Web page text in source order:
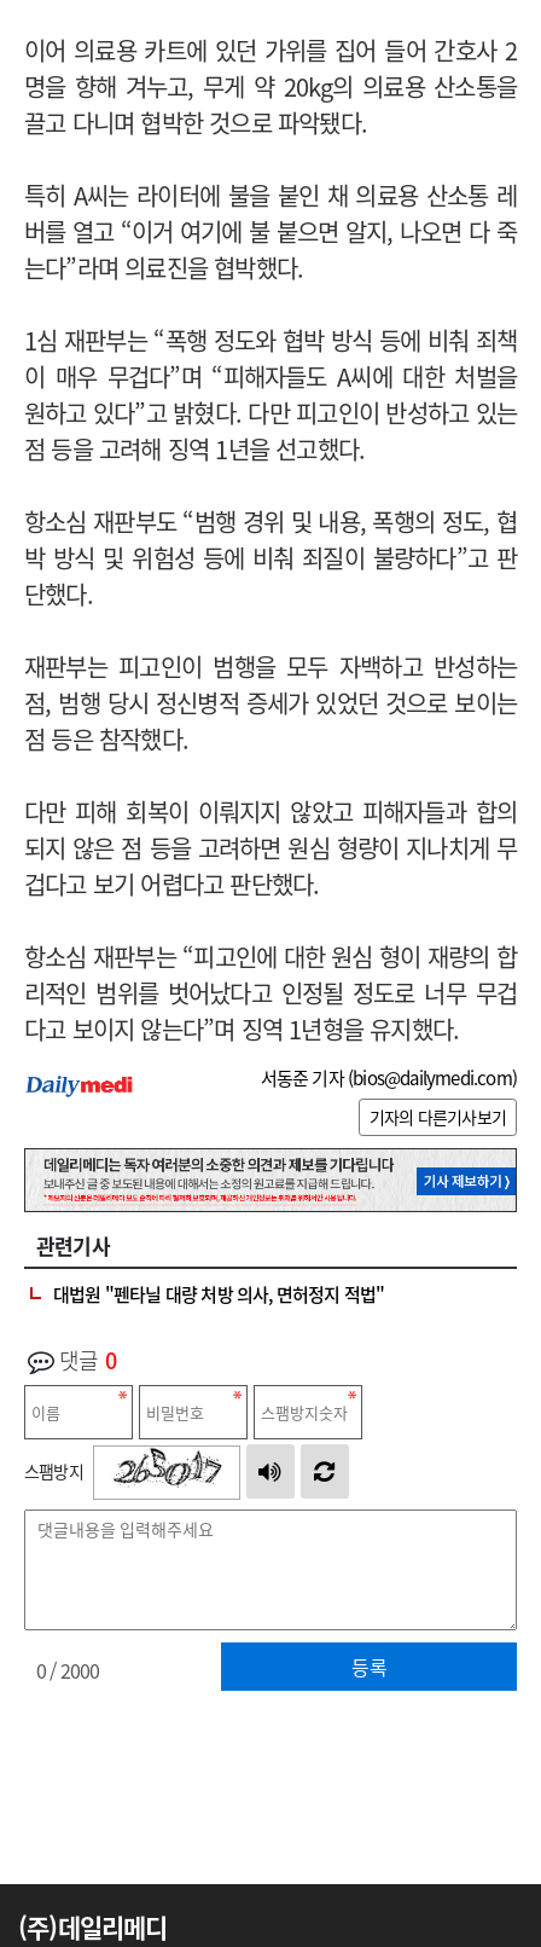
이어 의료용 카트에 있던 가위를 집어 들어 간호사 2
명을 향해 겨누고, 무게 약 20kg의 의료용 산소통을
끌고 다니며 협박한 것으로 파악됐다.
특히 A씨는 라이터에 불을 붙인 채 의료용 산소통 레
버를 열고 “이거 여기에 불 붙으면 알지, 나오면 다 죽
는다”라며 의료진을 협박했다.
1심 재판부는 “폭행 정도와 협박 방식 등에 비춰 죄책
이 매우 무겁다”며 “피해자들도 A씨에 대한 처벌을
원하고 있다”고 밝혔다. 다만 피고인이 반성하고 있는
점 등을 고려해 징역 1년을 선고했다.
항소심 재판부도 “범행 경위 및 내용, 폭행의 정도, 협
박 방식 및 위험성 등에 비춰 죄질이 불량하다”고 판
단했다.
재판부는 피고인이 범행을 모두 자백하고 반성하는
점, 범행 당시 정신병적 증세가 있었던 것으로 보이는
점 등은 참작했다.
다만 피해 회복이 이뤄지지 않았고 피해자들과 합의
되지 않은 점 등을 고려하면 원심 형량이 지나치게 무
겁다고 보기 어렵다고 판단했다.
항소심 재판부는 “피고인에 대한 원심 형이 재량의 합
리적인 범위를 벗어났다고 인정될 정도로 너무 무겁
다고 보이지 않는다”며 징역 1년형을 유지했다.
서동준 기자 (bios@dailymedi.com)
기자의 다른기사보기
관련기사
대법원 "펜타닐 대량 처방 의사, 면허정지 적법"
댓글 0
스팸방지
등록
0/ 2000
(주)데일리메디